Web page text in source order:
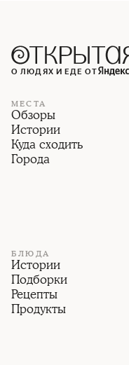
О ЛЮДЯХ И ЕДЕ ОТ
МЕСТА
Обзоры
Истории
Куда сходить
Города
БЛЮДА
Истории
Подборки
Рецепты
Продукты